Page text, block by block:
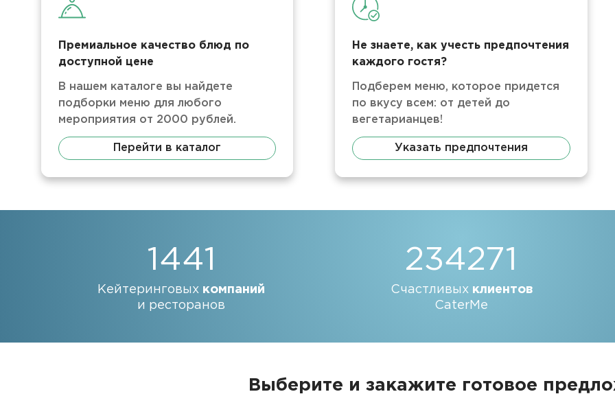
Премиальное качество блюд по
доступной цене
В нашем каталоге вы найдете
подборки меню для любого
мероприятия от 2000 рублей.
Перейти в каталог
Не знаете, как учесть предпочтения
каждого гостя?
Подберем меню, которое придется
по вкусу всем: от детей до
вегетарианцев!
Указать предпочтения
1441
Кейтеринговых компаний
и ресторанов
234271
Счастливых клиентов
CaterMe
Выберите и закажите готовое